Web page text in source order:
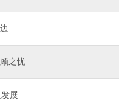
之忧
展